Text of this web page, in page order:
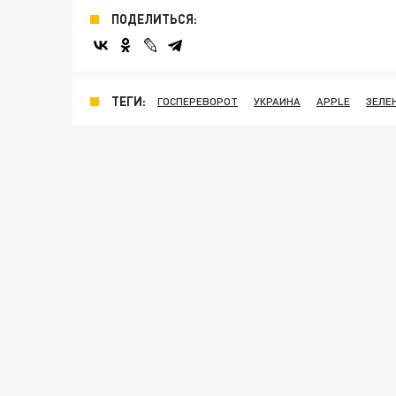
ПОДЕЛИТЬСЯ:
ТЕГИ: ГОСПЕРЕВОРОТ УКРАИНА APPLE